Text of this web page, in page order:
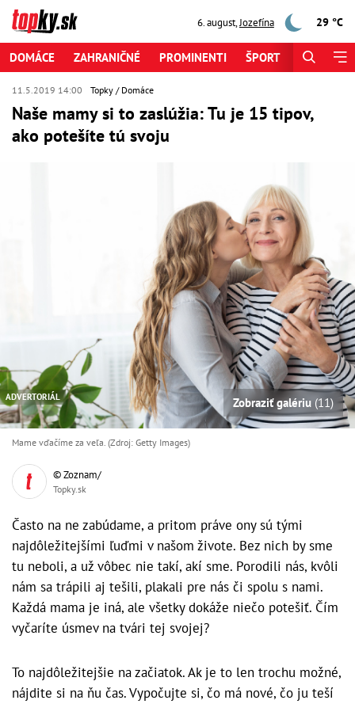
6. august,Jozefína 29 °C
DOMÁCE ZAHRANIČNÉ PROMINENTI ŠPORT
11.5.2019 14:00 Topky Domáce
Naše mamy si to zaslúžia: Tu je 15 tipov,
ako potešíte tú svoju
ADVERTORIÁL Zobraziť galériu (11)
Mame vďačíme za veľa. (Zdroj: Getty Images)
© Zoznam/
Topky.sk
Často na ne zabúdame, a pritom práve ony sú tými
najdôležitejšími ľuďmi v našom živote. Bez nich by sme
tu neboli, a už vôbec nie takí, akí sme. Porodili nás, kvôli
nám sa trápili aj tešili, plakali pre nás či spolu s nami.
Každá mama je iná, ale všetky dokáže niečo potešiť. Čím
vyčaríte úsmev na tvári tej svojej?
To najdôležitejšie na začiatok. Ak je to len trochu možné,
nájdite si na ňu čas. Vypočujte si, čo má nové, čo ju teší